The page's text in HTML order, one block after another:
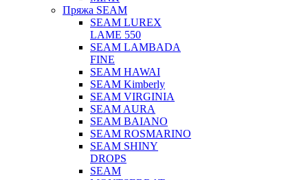
Пряжа SEAM
SEAM LUREX
LAME 550
SEAM LAMBADA
FINE
SEAM HAWAI
SEAM Kimberly
SEAM VIRGINIA
SEAM AURA
SEAM BAIANO
SEAM ROSMARINO
SEAM SHINY
DROPS
SEAM